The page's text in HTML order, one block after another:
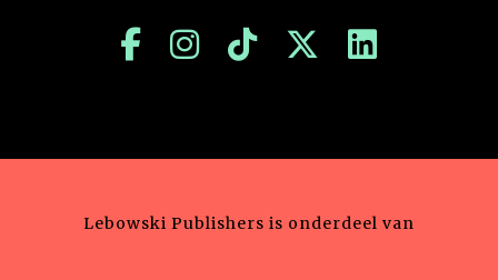
Lebowski Publishers is onderdeel van